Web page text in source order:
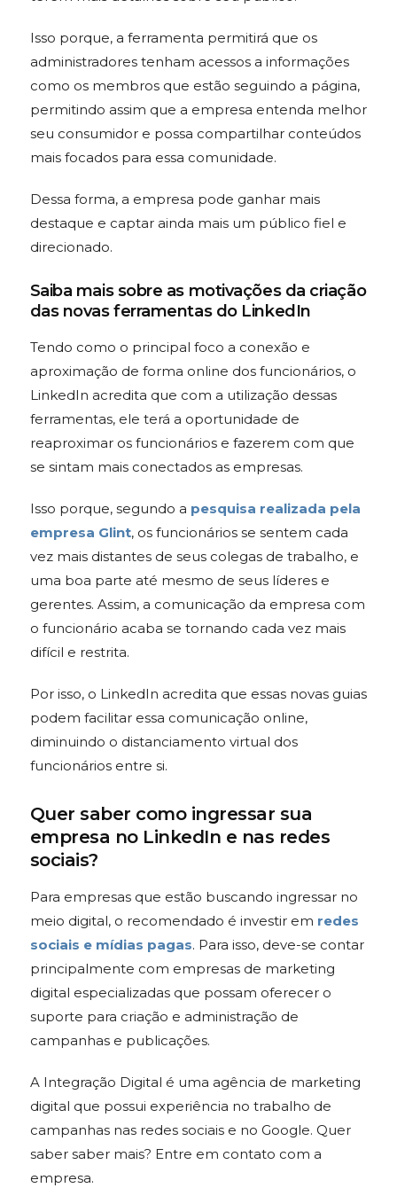
Isso porque, a ferramenta permitirá que os
administradores tenham acessos a informações
como os membros que estão seguindo a página,
permitindo assim que a empresa entenda melhor
seu consumidor e possa compartilhar conteúdos
mais focados para essa comunidade.
Dessa forma, a empresa pode ganhar mais
destaque e captar ainda mais um público fiel e
direcionado.
Saiba mais sobre as motivações da criação
das novas ferramentas do LinkedIn
Tendo como o principal foco a conexão e
aproximação de forma online dos funcionários, o
LinkedIn acredita que com a utilização dessas
ferramentas, ele terá a oportunidade de
reaproximar os funcionários e fazerem com que
se sintam mais conectados as empresas.
Isso porque, segundo a pesquisa realizada pela
empresa Glint, os funcionários se sentem cada
vez mais distantes de seus colegas de trabalho, e
uma boa parte até mesmo de seus líderes e
gerentes. Assim, a comunicação da empresa com
o funcionário acaba se tornando cada vez mais
difícil e restrita.
Por isso, o LinkedIn acredita que essas novas guias
podem facilitar essa comunicação online,
diminuindo o distanciamento virtual dos
funcionários entre si.
Quer saber como ingressar sua
empresa no LinkedIn e nas redes
sociais?
Para empresas que estão buscando ingressar no
meio digital, o recomendado é investir em redes
sociais e mídias pagas. Para isso, deve-se contar
principalmente com empresas de marketing
digital especializadas que possam oferecer o
suporte para criação e administração de
campanhas e publicações.
A Integração Digital é uma agência de marketing
digital que possui experiência no trabalho de
campanhas nas redes sociais e no Google. Quer
saber saber mais? Entre em contato com a
empresa.